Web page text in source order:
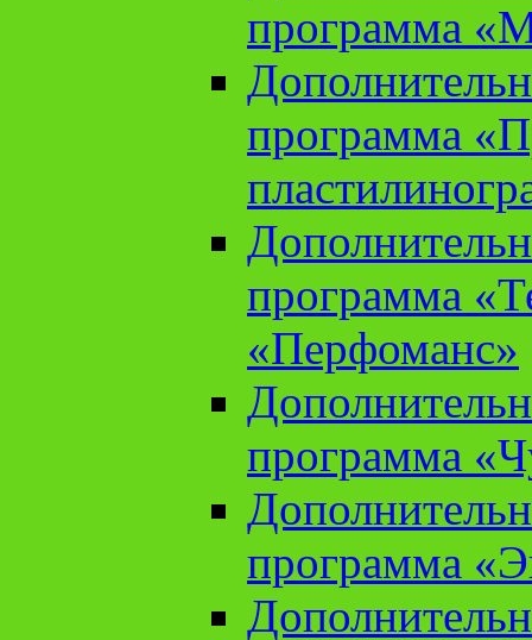
программа
программа
программа
«Перфоманс»
программа
программа